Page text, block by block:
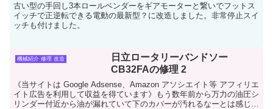
古い型の手回し3本ロールベンダーをギアモーターと繋いでフットス
イッチで正逆転できる電動の最新型？に改造しました。非常停止スイ
ッチも付けました。
機械紹介 修理 改造
日立ロータリーバンドソー
CB32FAの修理 2
《当サイトは Google Adsense、Amazon アソシエイト等 アフィリエ
イト広告を利用して収益を得ています》もう数年前から万力の油圧シ
リンダー付近から油が漏れていて下のカバーが汚れるなーとは感じて